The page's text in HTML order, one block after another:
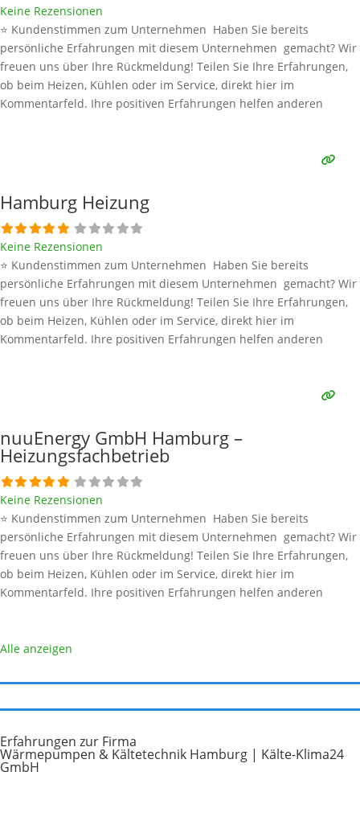
Keine Rezensionen
⭐ Kundenstimmen zum Unternehmen Haben Sie bereits
persönliche Erfahrungen mit diesem Unternehmen gemacht? Wir
freuen uns über Ihre Rückmeldung! Teilen Sie Ihre Erfahrungen,
ob beim Heizen, Kühlen oder im Service, direkt hier im
Kommentarfeld. Ihre positiven Erfahrungen helfen anderen
Hamburg Heizung
Keine Rezensionen
⭐ Kundenstimmen zum Unternehmen Haben Sie bereits
persönliche Erfahrungen mit diesem Unternehmen gemacht? Wir
freuen uns über Ihre Rückmeldung! Teilen Sie Ihre Erfahrungen,
ob beim Heizen, Kühlen oder im Service, direkt hier im
Kommentarfeld. Ihre positiven Erfahrungen helfen anderen
nuuEnergy GmbH Hamburg –
Heizungsfachbetrieb
Keine Rezensionen
⭐ Kundenstimmen zum Unternehmen Haben Sie bereits
persönliche Erfahrungen mit diesem Unternehmen gemacht? Wir
freuen uns über Ihre Rückmeldung! Teilen Sie Ihre Erfahrungen,
ob beim Heizen, Kühlen oder im Service, direkt hier im
Kommentarfeld. Ihre positiven Erfahrungen helfen anderen
und bleibenWeiterlesen …
Alle anzeigen
Erfahrungen zur Firma
Wärmepumpen & Kältetechnik Hamburg | Kälte-Klima24
GmbH